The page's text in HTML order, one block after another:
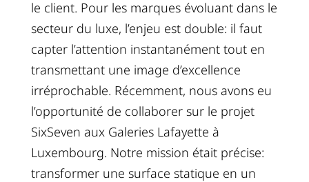
le client. Pour les marques évoluant dans le
secteur du luxe, l’enjeu est double: il faut
capter l’attention instantanément tout en
transmettant une image d’excellence
irréprochable. Récemment, nous avons eu
l’opportunité de collaborer sur le projet
SixSeven aux Galeries Lafayette à
Luxembourg. Notre mission était précise:
transformer une surface statique en un